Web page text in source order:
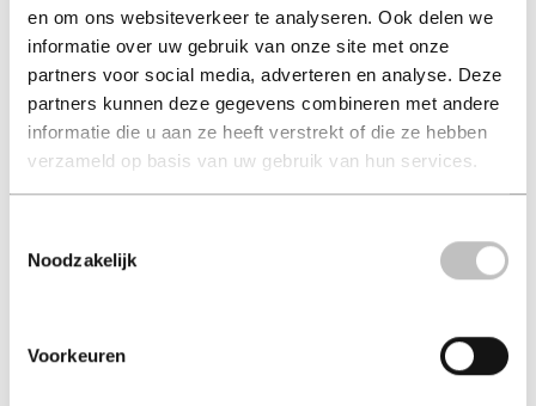
en om ons websiteverkeer te analyseren. Ook delen we
informatie over uw gebruik van onze site met onze
partners voor social media, adverteren en analyse. Deze
partners kunnen deze gegevens combineren met andere
informatie die u aan ze heeft verstrekt of die ze hebben
verzameld op basis van uw gebruik van hun services.
Noodzakelijk
Voorkeuren
Een klein uur West-
Friesche verha...
theo koomen
€ 9,95
Luisterboek - 2015 - Fries
Zwolse Allerande
minke kraijer
€ 14,50
Paperback - 2021